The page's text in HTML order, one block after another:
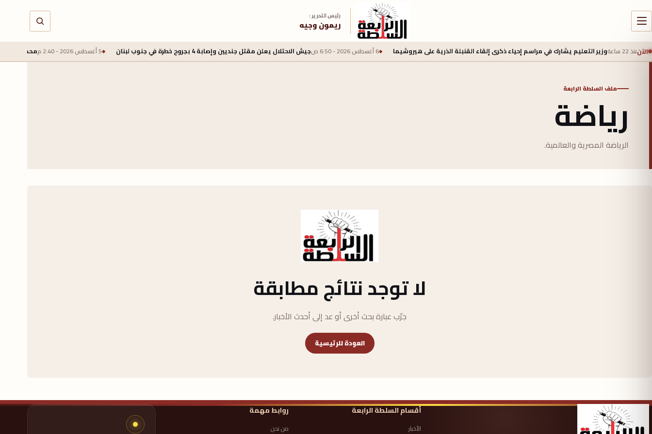
رئيس التحرير :
ريمون وجيه
الآن
منذ 22 ساعة وزير التعليم يشارك في مراسم إحياء ذكرى إلقاء القنبلة الذرية على هيروشيما جيش الاحتلال يعلن مقتل جنديين وإصابة 4 بجروح خطرة في جنوب لبنان محمد صلاح يقترب
ملف السلطة الرابعة
رياضة
الرياضة المصرية والعالمية.
لا توجد نتائج مطابقة
جرّب عبارة بحث أخرى أو عد إلى أحدث الأخبار.
العودة للرئيسية
أقسام السلطة الرابعة
الأخبار
روابط مهمة
من نحن